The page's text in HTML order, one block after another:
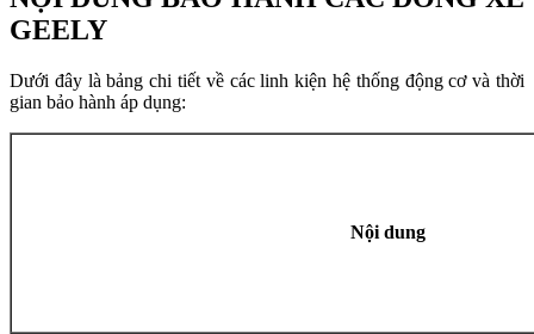
GEELY
Dưới đây là bảng chi tiết về các linh kiện hệ thống động cơ và thời
gian bảo hành áp dụng:
Nội dung